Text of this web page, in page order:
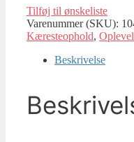
Tilføj til ønskeliste
Varenummer (SKU):
Kæresteophold,
Beskrivelse